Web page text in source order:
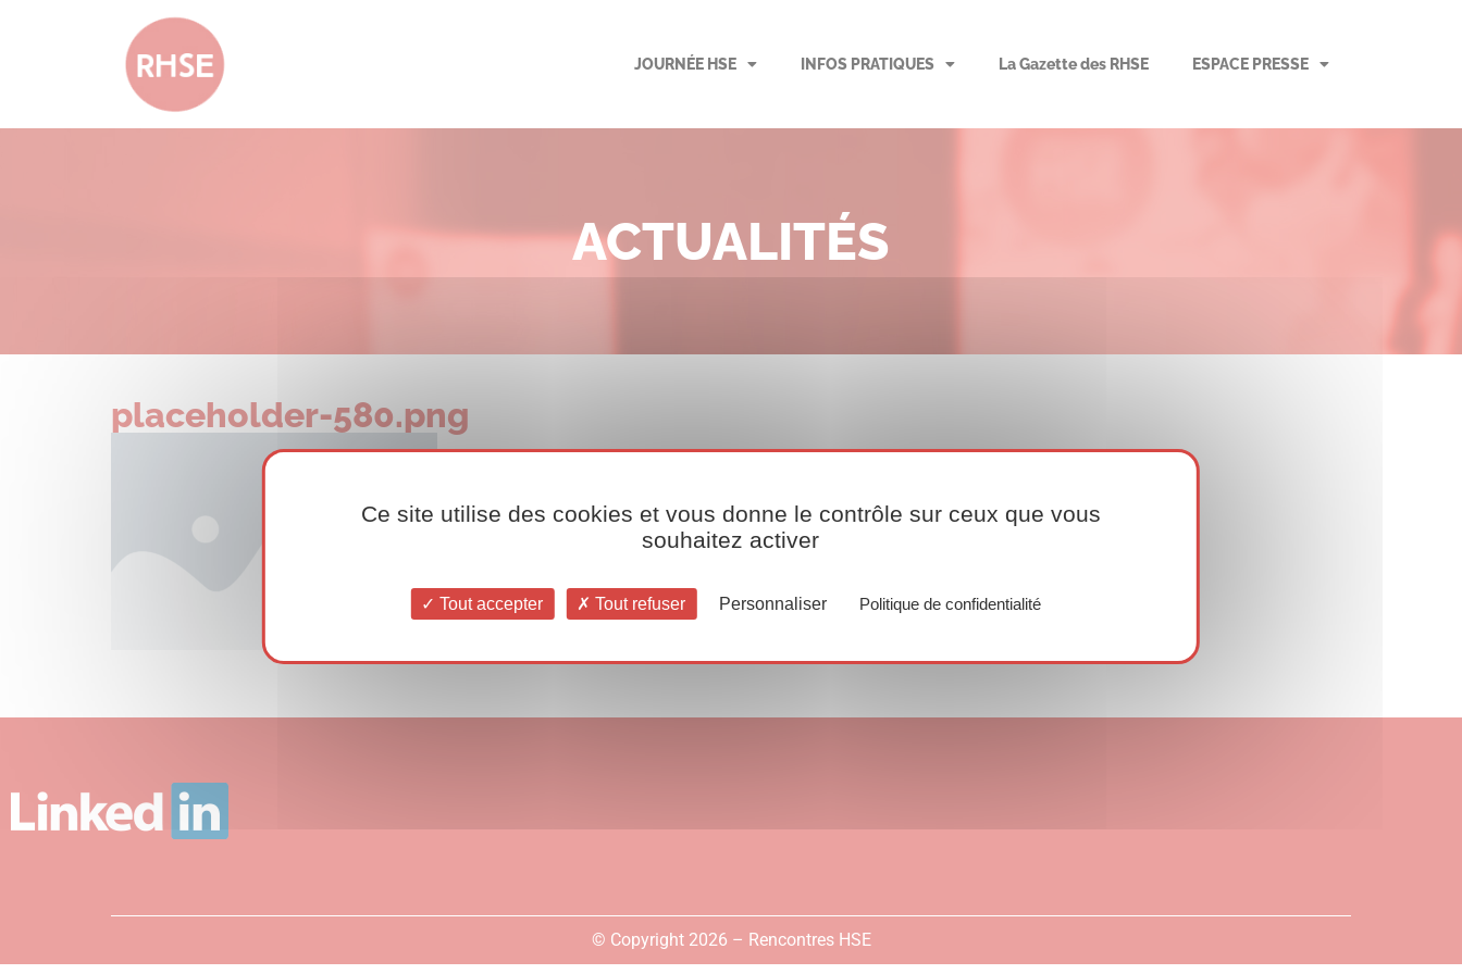
JOURNÉE HSE INFOS PRATIQUES La Gazette des RHSE ESPACE PRESSE
ACTUALITÉS
placeholder-580.png
© Copyright 2026 – Rencontres HSE
Ce site utilise des cookies et vous donne le contrôle sur ceux que vous
souhaitez activer
Tout accepter Tout refuser Personnaliser Politique de confidentialité